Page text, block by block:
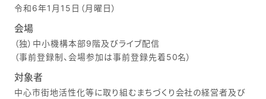
令和6年1月15日（月曜日）
会場
（独）中小機構本部9階及びライブ配信
（事前登録制、会場参加は事前登録先着50名）
対象者
中心市街地活性化等に取り組むまちづくり会社の経営者及び